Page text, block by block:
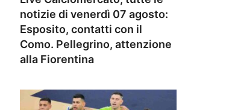
notizie di venerdì 07 agosto:
Esposito, contatti con il
Como. Pellegrino, attenzione
alla Fiorentina